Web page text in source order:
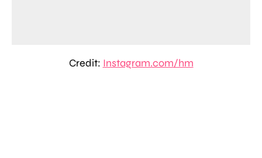
Credit: Instagram.com/hm